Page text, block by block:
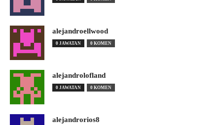
alejandroellwood
0 JAWATAN 0 KOMEN
alejandrolofland
0 JAWATAN 0 KOMEN
alejandrorios8